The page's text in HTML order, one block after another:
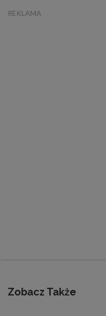
REKLAMA
Zobacz Także